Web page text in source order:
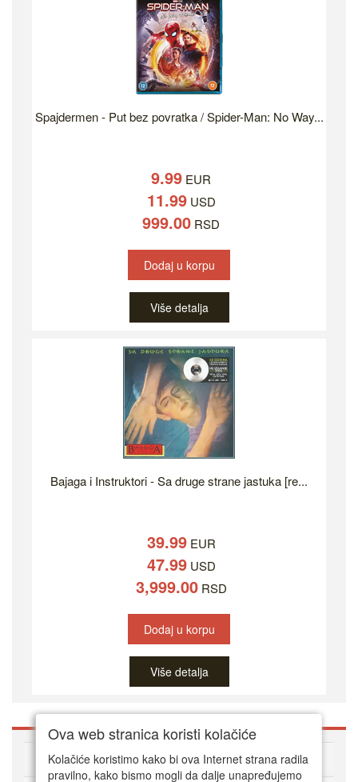
Spajdermen - Put bez povratka / Spider-Man: No Way...
9.99 EUR
11.99USD
999.00 RSD
Dodaj u korpu
Više detalja
Bajaga i Instruktori - Sa druge strane jastuka [re...
39.99EUR
47.99USD
3,999.00RSD
Dodaj u korpu
Više detalja
O DVD Zoni
Ova web stranica koristi kolačiće
Kolačiće koristimo kako bi ova Internet strana radila
pravilno, kako bismo mogli da dalje unapređujemo